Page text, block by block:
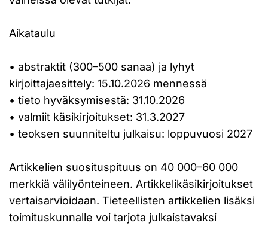
Aikataulu
• abstraktit (300–500 sanaa) ja lyhyt
kirjoittajaesittely: 15.10.2026 mennessä
• tieto hyväksymisestä: 31.10.2026
• valmiit käsikirjoitukset: 31.3.2027
• teoksen suunniteltu julkaisu: loppuvuosi 2027
Artikkelien suosituspituus on 40 000–60 000
merkkiä välilyönteineen. Artikkelikäsikirjoitukset
vertaisarvioidaan. Tieteellisten artikkelien lisäksi
toimituskunnalle voi tarjota julkaistavaksi